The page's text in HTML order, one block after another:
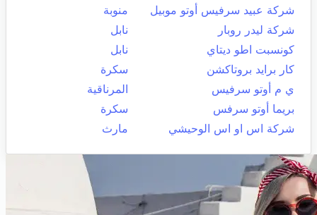
شركة عبيد سرفيس أوتو موبيل
منوبة
شركة ليدر روبار
نابل
كونسبت اطو ديتاي
نابل
كار برايد بروتاكشن
سكرة
ي م أوتو سرفيس
المرناقية
بريما أوتو سرفس
سكرة
شركة اس او اس الوحيشي
مارث